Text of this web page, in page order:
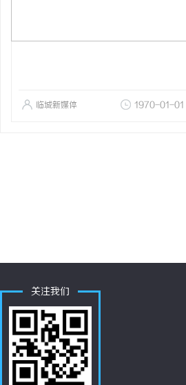
临城新媒体 1970-01-01
关注我们